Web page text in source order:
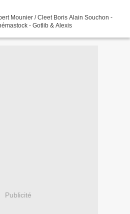
/ Cleet Boris Alain Souchon -
- Gotlib & Alexis
Publicité